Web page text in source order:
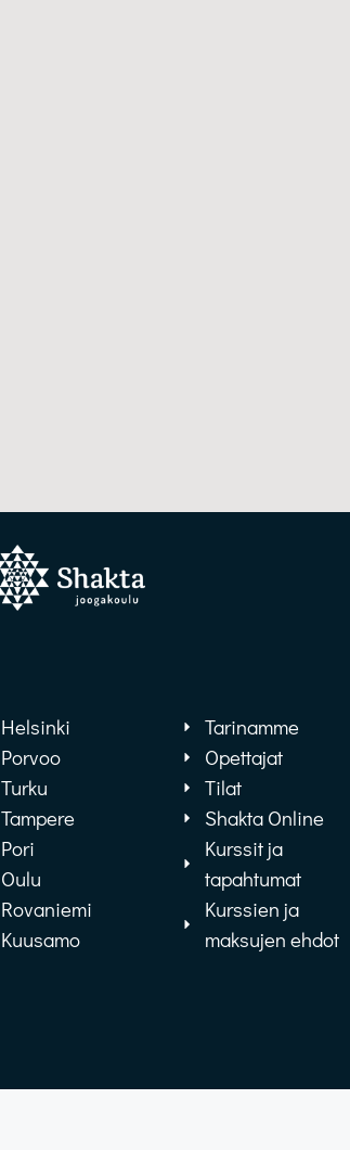
Helsinki
Porvoo
Turku
Tampere
Pori
Oulu
Rovaniemi
Kuusamo
Tarinamme
Opettajat
Tilat
Shakta Online
Kurssit ja
tapahtumat
Kurssien ja
maksujen ehdot